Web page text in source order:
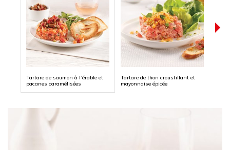
Tartare de saumon à l’érable et
pacanes caramélisées
Tartare de thon croustillant et
mayonnaise épicée